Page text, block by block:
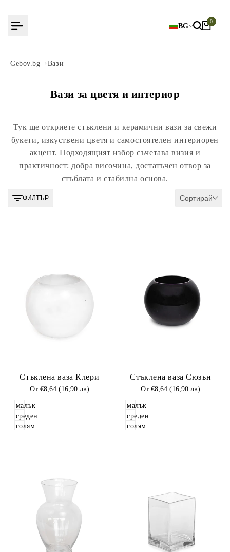
BG
0
Gebov.bg Вази
Вази за цветя и интериор
Тук ще откриете стъклени и керамични вази за свежи
букети, изкуствени цветя и самостоятелен интериорен
акцент. Подходящият избор съчетава визия и
практичност: добра височина, достатъчен отвор за
стъблата и стабилна основа.
ФИЛТЪР Сортирай
Любими
Стъклена ваза Клери
Промоционална
От €8,64 (16,90 лв)
малък
среден
голям
Любими
Стъклена ваза Сюзън
Промоционална
От€8,64 (16,90 лв)
малък
среден
голям